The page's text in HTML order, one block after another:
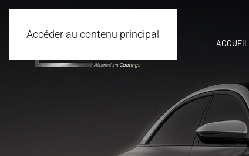
Accéder au contenu principal
ACCUEIL